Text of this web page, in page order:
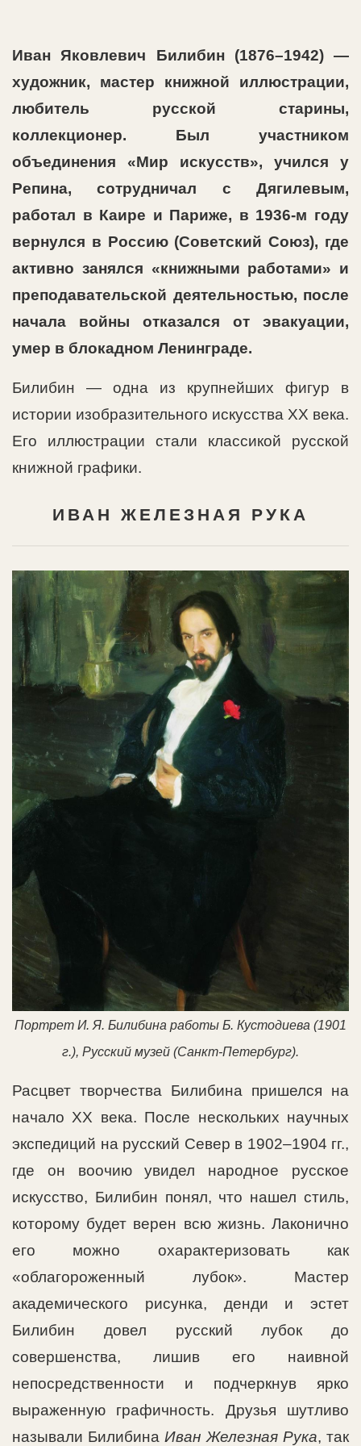
Иван Яковлевич Билибин (1876–1942) —
художник, мастер книжной иллюстрации,
любитель русской старины,
коллекционер. Был участником
объединения «Мир искусств», учился у
Репина, сотрудничал с Дягилевым,
работал в Каире и Париже, в 1936-м году
вернулся в Россию (Советский Союз), где
активно занялся «книжными работами» и
преподавательской деятельностью, после
начала войны отказался от эвакуации,
умер в блокадном Ленинграде.
Билибин — одна из крупнейших фигур в
истории изобразительного искусства XX века.
Его иллюстрации стали классикой русской
книжной графики.
ИВАН ЖЕЛЕЗНАЯ РУКА
Портрет И. Я. Билибина работы Б. Кустодиева (1901
г.), Русский музей (Санкт-Петербург).
Расцвет творчества Билибина пришелся на
начало XX века. После нескольких научных
экспедиций на русский Север в 1902–1904 гг.,
где он воочию увидел народное русское
искусство, Билибин понял, что нашел стиль,
которому будет верен всю жизнь. Лаконично
его можно охарактеризовать как
«облагороженный лубок». Мастер
академического рисунка, денди и эстет
Билибин довел русский лубок до
совершенства, лишив его наивной
непосредственности и подчеркнув ярко
выраженную графичность. Друзья шутливо
называли БилибинаИван Железная Рука, так